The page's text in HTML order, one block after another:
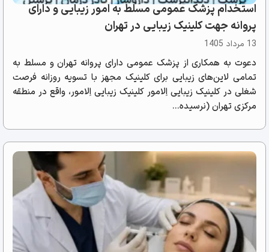
استخدام پزشک عمومی مسلط به امور زیبایی و دارای
پروانه جهت کلینیک زیبایی در تهران
13 مرداد 1405
دعوت به همکاری از پزشک عمومی دارای پروانه تهران و مسلط به
تمامی لاین‌های زیبایی برای کلینیک مجهز با تسویه روزانه فرصت
شغلی در کلینیک زیبایی اِلامور کلینیک زیبایی اِلامور، واقع در منطقه
مرکزی تهران (نرسیده...